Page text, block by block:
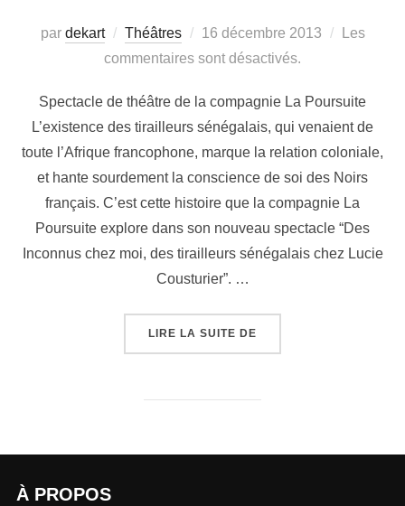
par dekart Théâtres 16 décembre 2013
Les
commentaires sont désactivés.
Spectacle de théâtre de la compagnie La Poursuite
L’existence des tirailleurs sénégalais, qui venaient de
toute l’Afrique francophone, marque la relation coloniale,
et hante sourdement la conscience de soi des Noirs
français. C’est cette histoire que la compagnie La
Poursuite explore dans son nouveau spectacle “Des
Inconnus chez moi, des tirailleurs sénégalais chez Lucie
Cousturier”. …
LIRE LA SUITE DE
À PROPOS